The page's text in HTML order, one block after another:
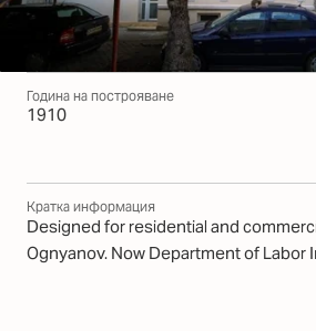
Година на построяване
1910
Кратка информация
Designed for residential and
Ognyanov. Now Department of Labor